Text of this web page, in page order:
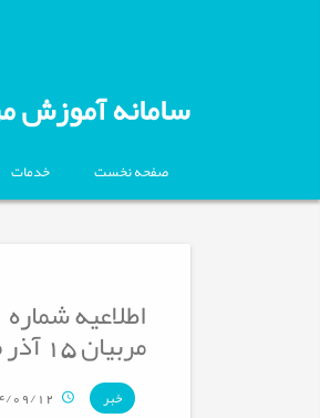
سامانه آموزش
صفحه نخست خدمات
مربیان 15 آذر ماه سال 1404
خبر 09/12